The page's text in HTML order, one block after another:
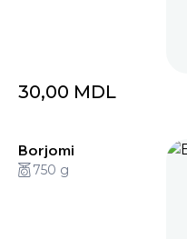
30,00 MDL
Borjomi
750 g